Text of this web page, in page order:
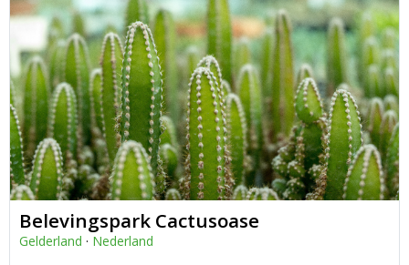
Belevingspark Cactusoase
Gelderland · Nederland